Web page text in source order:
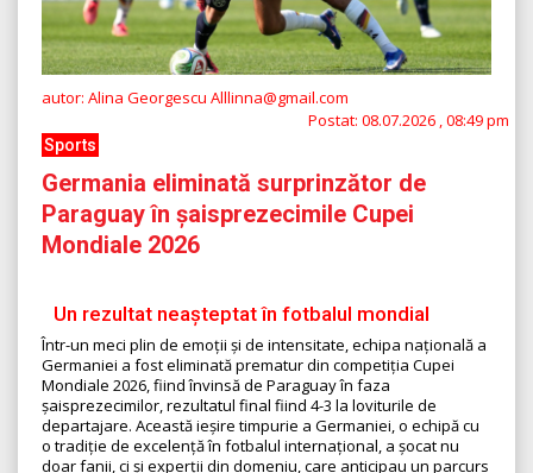
autor: Alina Georgescu Alllinna@gmail.com
Postat: 08.07.2026 , 08:49 pm
Sports
Germania eliminată surprinzător de
Paraguay în șaisprezecimile Cupei
Mondiale 2026
Un rezultat neașteptat în fotbalul mondial
Într-un meci plin de emoții și de intensitate, echipa națională a
Germaniei a fost eliminată prematur din competiția Cupei
Mondiale 2026, fiind învinsă de Paraguay în faza
șaisprezecimilor, rezultatul final fiind 4-3 la loviturile de
departajare. Această ieșire timpurie a Germaniei, o echipă cu
o tradiție de excelență în fotbalul internațional, a șocat nu
doar fanii, ci și experții din domeniu, care anticipau un parcurs